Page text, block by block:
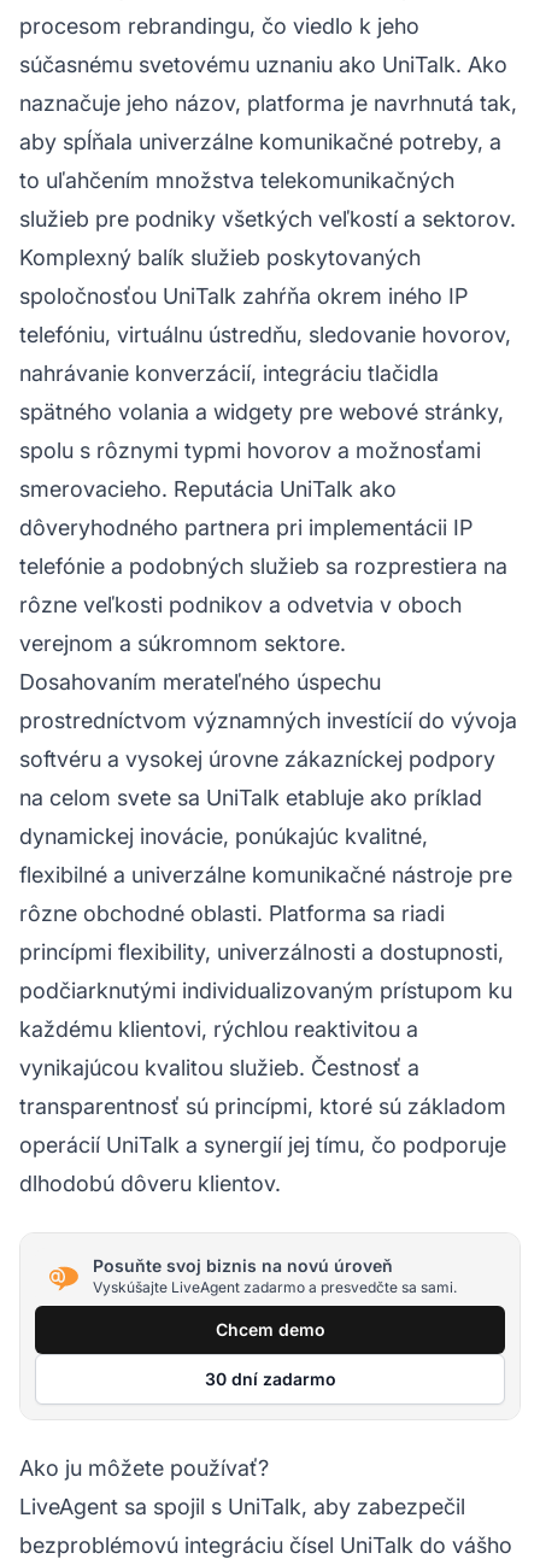
procesom rebrandingu, čo viedlo k jeho
súčasnému svetovému uznaniu ako UniTalk. Ako
naznačuje jeho názov, platforma je navrhnutá tak,
aby spĺňala univerzálne komunikačné potreby, a
to uľahčením množstva telekomunikačných
služieb pre podniky všetkých veľkostí a sektorov.
Komplexný balík služieb poskytovaných
spoločnosťou UniTalk zahŕňa okrem iného IP
telefóniu, virtuálnu ústredňu, sledovanie hovorov,
nahrávanie konverzácií, integráciu tlačidla
spätného volania a widgety pre webové stránky,
spolu s rôznymi typmi hovorov a možnosťami
smerovacieho. Reputácia UniTalk ako
dôveryhodného partnera pri implementácii IP
telefónie a podobných služieb sa rozprestiera na
rôzne veľkosti podnikov a odvetvia v oboch
verejnom a súkromnom sektore.
Dosahovaním merateľného úspechu
prostredníctvom významných investícií do vývoja
softvéru a vysokej úrovne zákazníckej podpory
na celom svete sa UniTalk etabluje ako príklad
dynamickej inovácie, ponúkajúc kvalitné,
flexibilné a univerzálne komunikačné nástroje pre
rôzne obchodné oblasti. Platforma sa riadi
princípmi flexibility, univerzálnosti a dostupnosti,
podčiarknutými individualizovaným prístupom ku
každému klientovi, rýchlou reaktivitou a
vynikajúcou kvalitou služieb. Čestnosť a
transparentnosť sú princípmi, ktoré sú základom
operácií UniTalk a synergií jej tímu, čo podporuje
dlhodobú dôveru klientov.
Posuňte svoj biznis na novú úroveň
Vyskúšajte LiveAgent zadarmo a presvedčte sa sami.
Chcem demo
30 dní zadarmo
Ako ju môžete používať?
LiveAgent sa spojil s UniTalk, aby zabezpečil
bezproblémovú integráciu čísel UniTalk do vášho